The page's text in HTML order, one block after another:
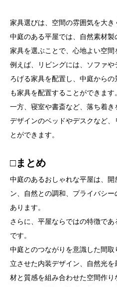
家具選びは、空間の雰囲気を大き
中庭のある平屋では、自然素材
家具を選ぶことで、心地よい空間
例えば、リビングには、ソファ
ろげる家具を配置し、中庭から
も家具を配置することができます。
一方、寝室や書斎など、落ち着
デザインのベッドやデスクなど、
とができます。
□まとめ
中庭のあるおしゃれな平屋は、
ン、自然との調和、プライバシ
あります。
さらに、平屋ならではの特徴で
です。
中庭とのつながりを意識した間
立させた内装デザイン、自然光
材と質感を組み合わせた空間作